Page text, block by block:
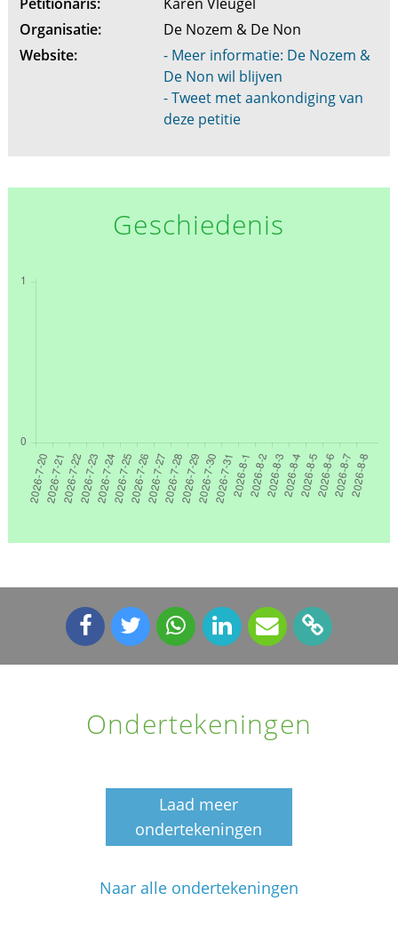
Organisatie:
De Nozem & De Non
Website:
- Meer informatie: De Nozem &
De Non wil blijven
- Tweet met aankondiging van
deze petitie
Geschiedenis
Ondertekeningen
Laad meer
ondertekeningen
Naar alle ondertekeningen